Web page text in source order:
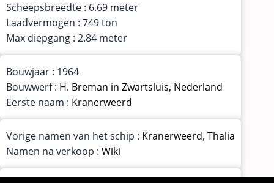
Scheepsbreedte : 6.69 meter
Laadvermogen : 749 ton
Max diepgang : 2.84 meter
Bouwjaar : 1964
Bouwwerf : H. Breman in Zwartsluis, Nederland
Eerste naam : Kranerweerd
Vorige namen van het schip : Kranerweerd, Thalia
Namen na verkoop : Wiki